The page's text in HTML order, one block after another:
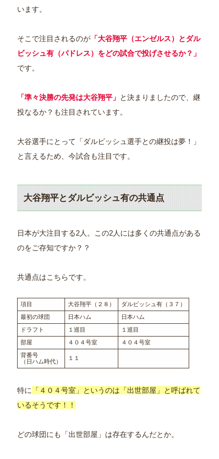
います。
そこで注目されるのが 「大谷翔平（エンゼルス）とダル
ビッシュ有（パドレス）をどの試合で投げさせるか？」
です。
「準々決勝の先発は大谷翔平」 と決まりましたので、継
投なるか？も注目されています。
大谷選手にとって「ダルビッシュ選手との継投は夢！」
と言えるため、今試合も注目です。
大谷翔平とダルビッシュ有の共通点
日本が大注目する2人。この2人には多くの共通点がある
のをご存知ですか？？
共通点はこちらです。
項目 大谷翔平（２８）
ダルビッシュ有（３７）
最初の球団
日本ハム
日本ハム
ドラフト
１巡目
１巡目
部屋
４０４号室
４０４号室
背番号
（日ハム時代）
１１
特に
「４０４号室」というのは「出世部屋」と呼ばれて
いるそうです！！
どの球団にも「出世部屋」は存在するんだとか。